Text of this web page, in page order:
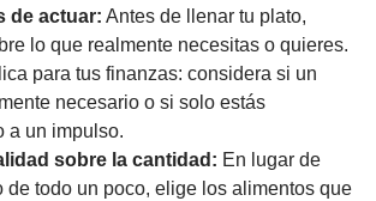
de actuar: Antes de llenar tu plato,
lo que realmente necesitas o quieres.
para tus finanzas: considera si un
necesario o si solo estás
a un impulso.
sobre la cantidad: En lugar de
de todo un poco, elige los alimentos que